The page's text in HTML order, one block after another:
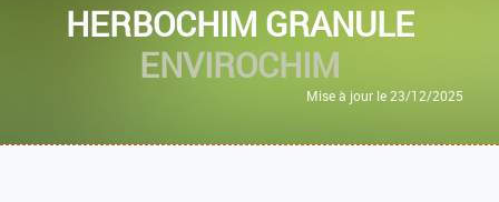
HERBOCHIM GRANULE
ENVIROCHIM
Mise à jour le 23/12/2025